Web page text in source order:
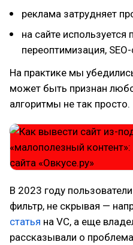
реклама затрудняет
на сайте
переоптимизация,
На практике мы
может быть признан
алгоритмы не так просто.
В 2023 году
фильтр, не скрывая —
статья на VC, а еще
рассказывали о